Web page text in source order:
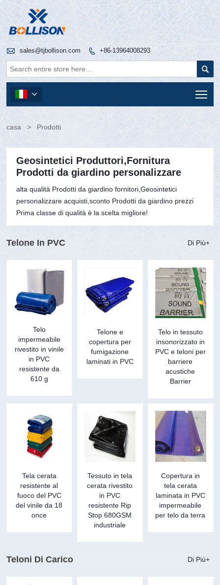
 sales@tjbollison.com  +86-13964008293


casa > Prodotti
Geosintetici Produttori,Fornitura
Prodotti da giardino personalizzare
alta qualità Prodotti da giardino fornitori,Geosintetici
personalizzare acquisti,sconto Prodotti da giardino prezzi
Prima classe di qualità è la scelta migliore!
Telone In PVC Di Più+
Telo
impermeabile
rivestito in vinile
in PVC
resistente da
610 g
Telone e
copertura per
fumigazione
laminati in PVC
Telo in tessuto
insonorizzato in
PVC e teloni per
barriere
acustiche
Barrier
Tela cerata
resistente al
fuoco del PVC
del vinile da 18
once
Tessuto in tela
cerata rivestito
in PVC
resistente Rip
Stop 680GSM
industriale
Copertura in
tela cerata
laminata in PVC
impermeabile
per telo da terra
Teloni Di Carico Di Più+